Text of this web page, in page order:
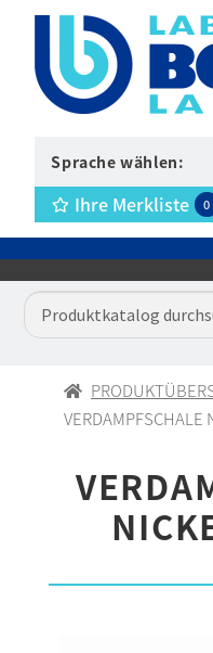
Sprache wählen:
Ihre Merkliste 0
VERDAMPFSCHALE